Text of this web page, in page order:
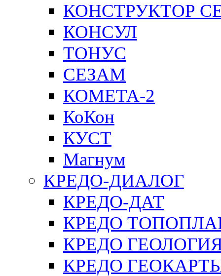
КОНСТРУКТОР
КОНСУЛ
ТОНУС
СЕЗАМ
КОМЕТА-2
КоКон
КУСТ
Магнум
КРЕДО-ДИАЛОГ
КРЕДО-ДАТ
КРЕДО
КРЕДО
КРЕДО